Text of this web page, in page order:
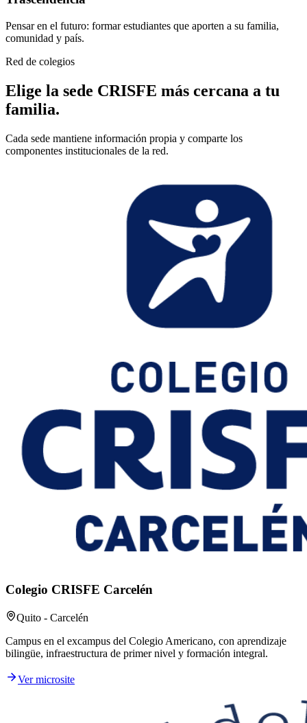
Pensar en el futuro: formar estudiantes que aporten a su familia,
comunidad y país.
Red de colegios
Elige la sede CRISFE más cercana a tu
familia.
Cada sede mantiene información propia y comparte los
componentes institucionales de la red.
Colegio CRISFE Carcelén
Quito - Carcelén
Campus en el excampus del Colegio Americano, con aprendizaje
bilingüe, infraestructura de primer nivel y formación integral.
Ver microsite